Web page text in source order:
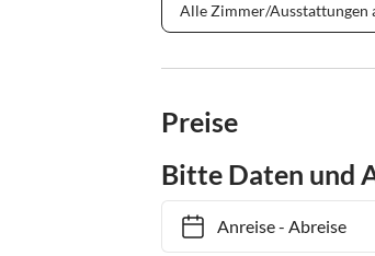
Alle Zimmer/Ausstattungen
Preise
Bitte Daten und
Anreise- Abreise